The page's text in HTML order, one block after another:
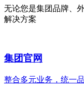
无论您是集团品牌、
解决方案
集团官网
整合多元业务，统一